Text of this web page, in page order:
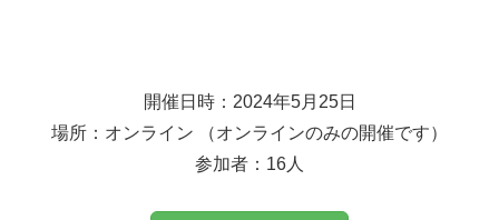
開催日時：2024年5月25日
場所：オンライン （オンラインのみの開催です）
参加者：16人